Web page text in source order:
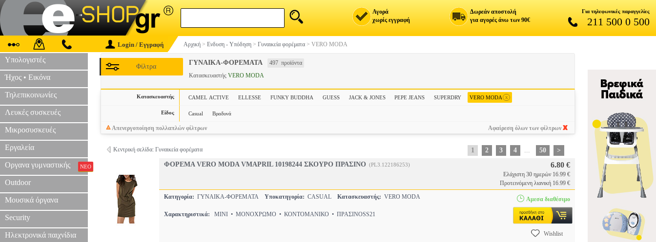
Αγορά
χωρίς εγγραφή
Δωρεάν αποστολή
για αγορές άνω των 90€
Για τηλεφωνικές παραγγελίες
211 500 0 500
Login / Εγγραφή Αρχική > Ενδυση - Υπόδηση > Γυναικεία φορέματα > VERO MODA
Υπολογιστές
Ήχος • Εικόνα
Τηλεπικοινωνίες
Λευκές συσκευές
Μικροσυσκευές
Εργαλεία
Οργανα γυμναστικής ΝΕΟ
Outdoor
Μουσικά όργανα
Security
Ηλεκτρονικά παιχνίδια
ΓΥΝΑΙΚΑ-ΦΟΡΕΜΑΤΑ 497 προϊόντα
Φίλτρα
Κατασκευαστής VERO MODA
Κατασκευαστής CAMEL ACTIVE ELLESSE FUNKY BUDDHA GUESS JACK & JONES PEPE JEANS SUPERDRY VERO MODA x
Είδος Casual Βραδυνά
Απενεργοποίηση πολλαπλών φίλτρων Αφαίρεση όλων των φίλτρων
Κεντρική σελίδα: Γυναικεία φορέματα 1 2 3 4 ... 50
>
ΦΟΡΕΜΑ VERO MODA VMAPRIL 10198244 ΣΚΟΥΡΟ ΠΡΑΣΙΝΟ (PL3.122186253) 6.80 €
Ελάχιστη 30 ημερών 16.99 €
Προτεινόμενη λιανική 16.99 €
Κατηγορία: ΓΥΝΑΙΚΑ-ΦΟΡΕΜΑΤΑ Υποκατηγορία: CASUAL Κατασκευαστής: VERO MODA
Χαρακτηριστικά: MINI • ΜΟΝΟΧΡΩΜΟ • ΚΟΝΤΟΜΑΝΙΚΟ • ΠΡΑΣΙΝΟSS21
Αμεσα διαθέσιμο
Wishlist